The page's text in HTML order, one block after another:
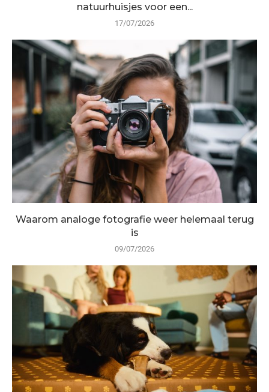
natuurhuisjes voor een...
17/07/2026
Waarom analoge fotografie weer helemaal terug
is
09/07/2026